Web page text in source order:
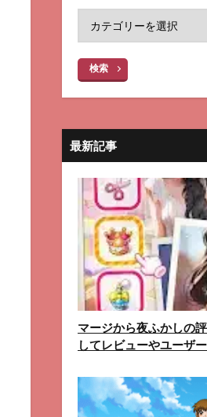
検索
最新記事
マージから夜ふかしの
してレビューやユーザ